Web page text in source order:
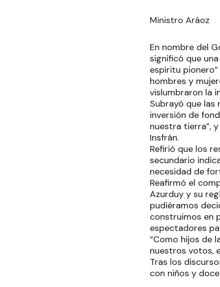
Ministro Aráoz
En nombre del
significó que
espíritu
hombres y
vislumbraron la
Subrayó que
inversión de
nuestra tierra”,
Insfrán.
Refirió que los
secundario
necesidad de
Reafirmó el
Azurduy y su
pudiéramos
construimos en
espectadores
“Como hijos de
nuestros votos,
Tras los
con niños y